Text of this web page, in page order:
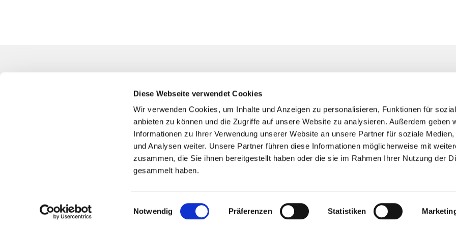
Diese Webseite verwendet Cookies
Wir verwenden Cookies, um Inhalte und Anzeigen zu personalisieren, Funktionen für
anbieten zu können und die Zugriffe auf unsere Website zu analysieren. Außerdem geben
Informationen zu Ihrer Verwendung unserer Website an unsere Partner für soziale Medien,
und Analysen weiter. Unsere Partner führen diese Informationen möglicherweise mit
zusammen, die Sie ihnen bereitgestellt haben oder die sie im Rahmen Ihrer Nutzung der
gesammelt haben.
Einwilligungsauswahl
Notwendig Präferenzen Statistiken
Evangelische Kirchengemeinde Bochum
Südwest
Blumenfeldstraße 4 . 44795 Bochum0234
94344-0
bo-kg-bochum-suedwest@ekvw.de
Bankverbindung und
Spendenkonto
IBANDE75 4305 0001 0044 4387 11
Sparkasse Bochum
persönliches Anliegen, bei der
Taufen, kirchlichen Trauungen
Begleitung in Trauersituationen ...